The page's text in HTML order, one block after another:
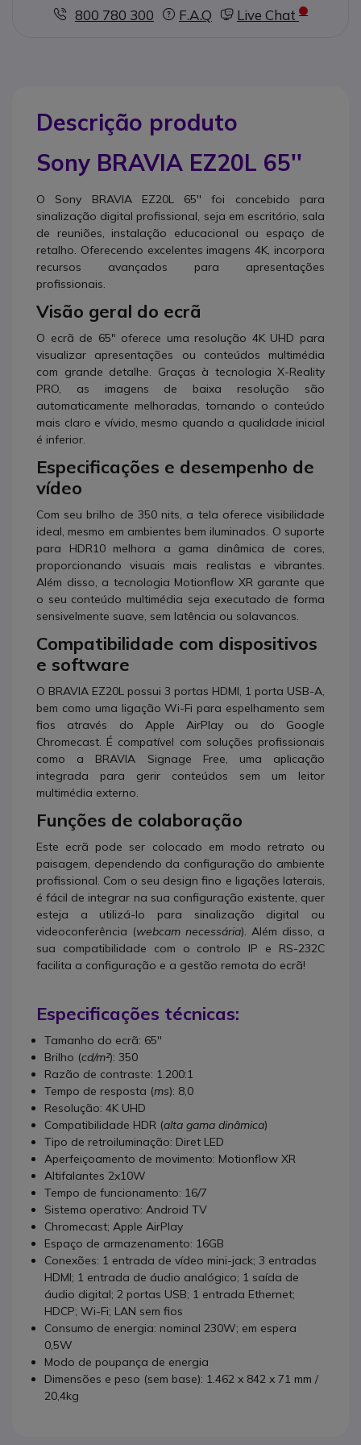
800 780 300
F.A.Q Live Chat
Descrição produto
Sony BRAVIA EZ20L 65''
O Sony BRAVIA EZ20L 65'' foi concebido para
sinalização digital profissional, seja em escritório, sala
de reuniões, instalação educacional ou espaço de
retalho. Oferecendo excelentes imagens 4K, incorpora
recursos avançados para apresentações
profissionais.
Visão geral do ecrã
O ecrã de 65" oferece uma resolução 4K UHD para
visualizar apresentações ou conteúdos multimédia
com grande detalhe. Graças à tecnologia X-Reality
PRO, as imagens de baixa resolução são
automaticamente melhoradas, tornando o conteúdo
mais claro e vívido, mesmo quando a qualidade inicial
é inferior.
Especificações e desempenho de
vídeo
Com seu brilho de 350 nits, a tela oferece visibilidade
ideal, mesmo em ambientes bem iluminados. O suporte
para HDR10 melhora a gama dinâmica de cores,
proporcionando visuais mais realistas e vibrantes.
Além disso, a tecnologia Motionflow XR garante que
o seu conteúdo multimédia seja executado de forma
sensivelmente suave, sem latência ou solavancos.
Compatibilidade com dispositivos
e software
O BRAVIA EZ20L possui 3 portas HDMI, 1 porta USB-A,
bem como uma ligação Wi-Fi para espelhamento sem
fios através do Apple AirPlay ou do Google
Chromecast. É compatível com soluções profissionais
como a BRAVIA Signage Free, uma aplicação
integrada para gerir conteúdos sem um leitor
multimédia externo.
Funções de colaboração
Este ecrã pode ser colocado em modo retrato ou
paisagem, dependendo da configuração do ambiente
profissional. Com o seu design fino e ligações laterais,
é fácil de integrar na sua configuração existente, quer
esteja a utilizá-lo para sinalização digital ou
videoconferência (webcam necessária). Além disso, a
sua compatibilidade com o controlo IP e RS-232C
facilita a configuração e a gestão remota do ecrã!
Especificações técnicas:
Tamanho do ecrã: 65''
Brilho (cd/m²): 350
Razão de contraste: 1.200:1
Tempo de resposta (ms): 8,0
Resolução: 4K UHD
Compatibilidade HDR (alta gama dinâmica)
Tipo de retroiluminação: Diret LED
Aperfeiçoamento de movimento: Motionflow XR
Altifalantes 2x10W
Tempo de funcionamento: 16/7
Sistema operativo: Android TV
Chromecast; Apple AirPlay
Espaço de armazenamento: 16GB
Conexões: 1 entrada de vídeo mini-jack; 3 entradas
HDMI; 1 entrada de áudio analógico; 1 saída de
áudio digital; 2 portas USB; 1 entrada Ethernet;
HDCP; Wi-Fi; LAN sem fios
Consumo de energia: nominal 230W; em espera
0,5W
Modo de poupança de energia
Dimensões e peso (sem base): 1.462 x 842 x 71 mm /
20,4kg